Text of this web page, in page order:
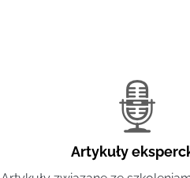
Artykuły